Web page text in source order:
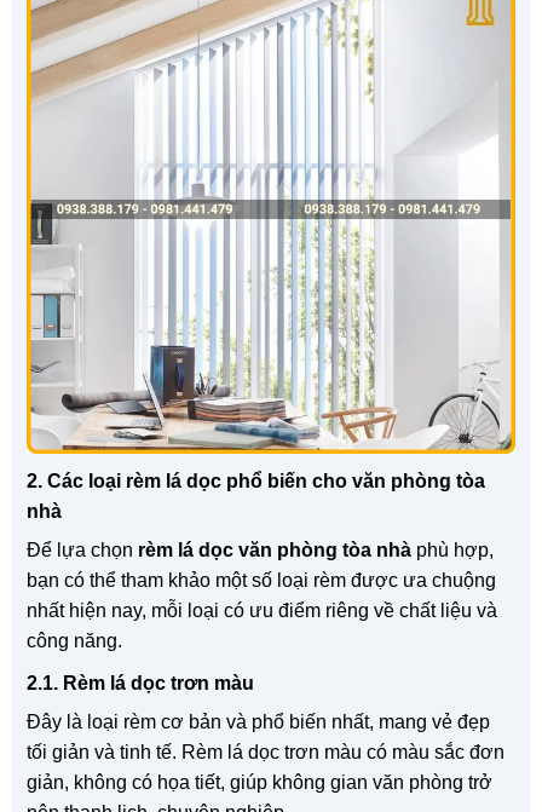
2. Các loại rèm lá dọc phổ biến cho văn phòng tòa
nhà
Để lựa chọn rèm lá dọc văn phòng tòa nhà phù hợp,
bạn có thể tham khảo một số loại rèm được ưa chuộng
nhất hiện nay, mỗi loại có ưu điểm riêng về chất liệu và
công năng.
2.1. Rèm lá dọc trơn màu
Đây là loại rèm cơ bản và phổ biến nhất, mang vẻ đẹp
tối giản và tinh tế. Rèm lá dọc trơn màu có màu sắc đơn
giản, không có họa tiết, giúp không gian văn phòng trở